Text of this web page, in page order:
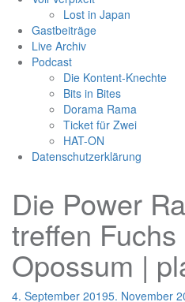
Lost in Japan
Gastbeiträge
Live Archiv
Podcast
Die Kontent-Knechte
Bits in Bites
Dorama Rama
Ticket für Zwei
HAT-ON
Datenschutzerklärung
Die Power
treffen Fuchs
Opossum |
4. September 20195. November